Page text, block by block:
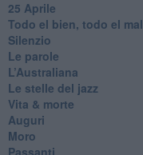
25 Aprile
Todo el bien, todo el mal
Silenzio
Le parole
​L’Australiana
Le stelle del jazz
Vita & morte
Auguri
Moro
Passanti